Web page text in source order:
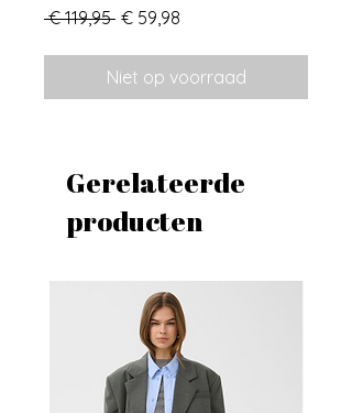
€ 119,95 Normale
€ 59,98
Niet op voorraad
Gerelateerde
producten